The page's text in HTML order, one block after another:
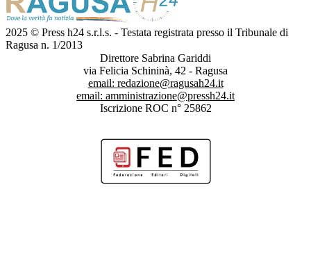
2025 © Press h24 s.r.l.s. - Testata registrata presso il Tribunale di
Ragusa n. 1/2013
Direttore Sabrina Gariddi
via Felicia Schininà, 42 - Ragusa
email: redazione@ragusah24.it
email: amministrazione@pressh24.it
Iscrizione ROC n° 25862